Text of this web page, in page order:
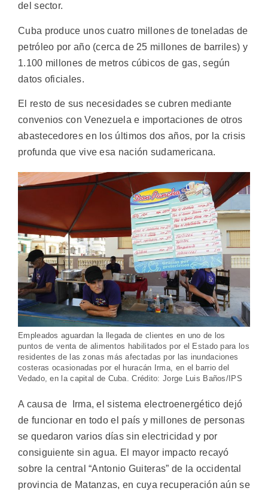
del sector.
Cuba produce unos cuatro millones de toneladas de
petróleo por año (cerca de 25 millones de barriles) y
1.100 millones de metros cúbicos de gas, según
datos oficiales.
El resto de sus necesidades se cubren mediante
convenios con Venezuela e importaciones de otros
abastecedores en los últimos dos años, por la crisis
profunda que vive esa nación sudamericana.
Empleados aguardan la llegada de clientes en uno de los
puntos de venta de alimentos habilitados por el Estado para los
residentes de las zonas más afectadas por las inundaciones
costeras ocasionadas por el huracán Irma, en el barrio del
Vedado, en la capital de Cuba. Crédito: Jorge Luis Baños/IPS
A causa de Irma, el sistema electroenergético dejó
de funcionar en todo el país y millones de personas
se quedaron varios días sin electricidad y por
consiguiente sin agua. El mayor impacto recayó
sobre la central “Antonio Guiteras” de la occidental
provincia de Matanzas, en cuya recuperación aún se